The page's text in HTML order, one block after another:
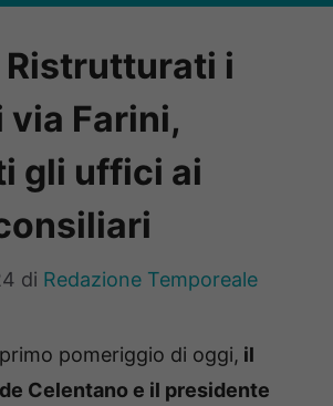
Ristrutturati i
via Farini,
gli uffici ai
di Redazione Temporeale
pomeriggio di oggi, il
Celentano e il presidente